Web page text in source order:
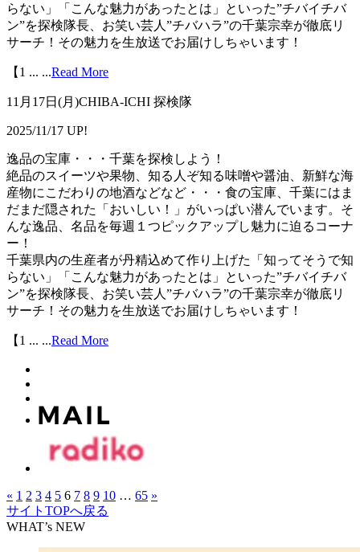
らない」「こんな魅力があったとは」といった”チバイチバ
ン”を探検隊長、お笑い芸人”チバハラ”の千葉宗幸が徹底リ
サーチ！その魅力を生放送でお届けしちゃいます！
【1 ... ...Read More
11月17日(月)CHIBA-ICHI 探検隊
2025/11/17 UP!
逸品の宝庫・・・千葉を探検しよう！
絶品のスイーツや果物、知る人ぞ知る味噌や醤油、新鮮な海
産物にこだわりの地酒などなど・・・食の宝庫、千葉にはま
だまだ隠された「おいしい！」がいっぱい潜んでいます。そ
んな逸品、名品を毎週１つピックアップし魅力に迫るコーナ
ー！
千葉県内の生産者が丹精込めて作り上げた「知ってそうで知
らない」「こんな魅力があったとは」といった”チバイチバ
ン”を探検隊長、お笑い芸人”チバハラ”の千葉宗幸が徹底リ
サーチ！その魅力を生放送でお届けしちゃいます！
【1 ... ...Read More
« 1 2 3 4 5 6 7 8 9 10 … 65 »
サイトTOPへ戻る
WHAT’s NEW